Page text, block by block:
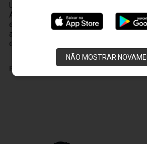
NÃO MOSTRAR
Um novo produto chegou à Vozão TV! O
Alvinegro, podcast oficial do Ceará SC.
episódio, os atletas João Gabriel e
a transição da base ao profissional, a
entre Cidade Vozão e Porangabuçu e o
PUBLICIDADE